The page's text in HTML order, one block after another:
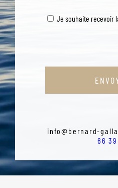
Je souhaite recevoir
info@bernard-
66 39